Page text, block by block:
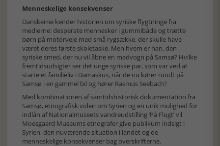
Menneskelige konsekvenser
Danskerne kender historien om syriske flygtninge fra
medierne: desperate mennesker i gummibåde og trætte
børn på motorveje med små rygsække, der skulle have
været deres første skoletaske. Men hvem er han, den
syriske smed, der nu vil åbne en madvogn på Samsø? Hvilke
fremtidsudsigter ser det unge syriske par, som var ved at
starte et familieliv i Damaskus, når de nu kører rundt på
Samsø i en gammel bil og hører Rasmus Seebach?
Med kombinationen af samtidshistorisk dokumentation fra
Samsø, etnografisk viden om Syrien og en unik mulighed for
indlån af Nationalmuseets vandreudstilling ’På Flugt’ vil
Moesgaard Museums etnografer give publikum indsigt i
Syrien, den nuværende situation i landet og de
menneskelige konsekvenser bag overskrifterne.